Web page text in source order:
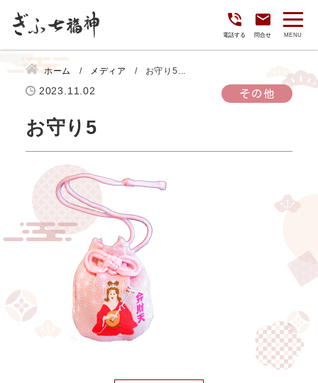
電話する 問合せ
ホーム メディア お守り5...
2023.11.02 その他
お守り5